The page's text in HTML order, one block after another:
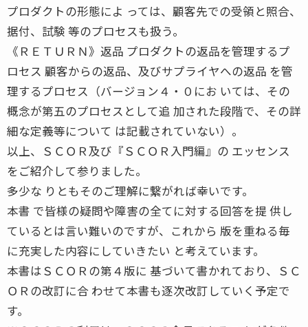
プロダクトの形態によ っては、顧客先での受領と照合、
据付、試験 等のプロセスも扱う。
《ＲＥＴＵＲＮ》返品 プロダクトの返品を管理するプ
ロセス 顧客からの返品、及びサプライヤへの返品 を管
理するプロセス（バージョン４・０にお いては、その
概念が第五のプロセスとして追 加された段階で、その詳
細な定義等について は記載されていない）。
以上、ＳＣＯＲ及び『ＳＣＯＲ入門編』の エッセンス
をご紹介して参りました。
多少な りともそのご理解に繋がれば幸いです。
本書 で皆様の疑問や障害の全てに対する回答を提 供し
ているとは言い難いのですが、これから 版を重ねる毎
に充実した内容にしていきたい と考えています。
本書はＳＣＯＲの第４版に 基づいて書かれており、ＳＣ
ＯＲの改訂に合 わせて本書も逐次改訂していく予定で
す。